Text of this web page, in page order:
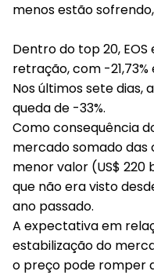
menos estão
Dentro do top 20,
retração, com -
Nos últimos sete dias,
queda de -33%.
Como consequência
mercado somado das
menor valor (US$ 220
que não era visto
ano passado.
A expectativa em
estabilização do
o preço pode romper